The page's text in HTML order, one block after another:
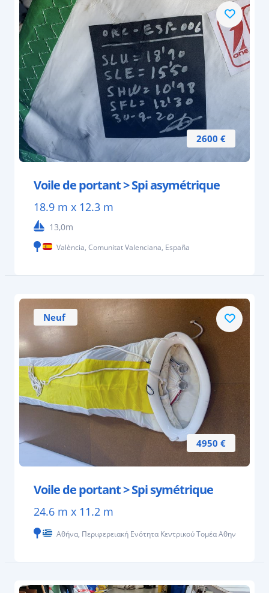
2600 €
Voile de portant > Spi asymétrique
18.9 m x 12.3 m
13,0m
València, Comunitat Valenciana, España
4950 €
Neuf
Voile de portant > Spi symétrique
24.6 m x 11.2 m
Αθήνα, Περιφερειακή Ενότητα Κεντρικού Τομέα Αθηνών, Ελλάς